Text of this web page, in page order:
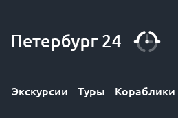
Экскурсии Туры Кораблики